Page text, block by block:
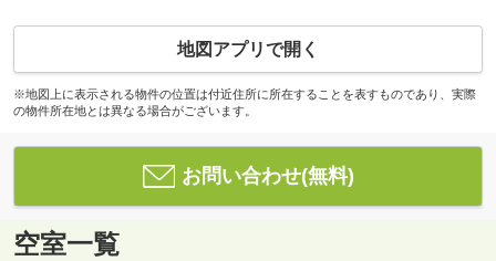
地図アプリで開く
※地図上に表示される物件の位置は付近住所に所在することを表すものであり、実際
の物件所在地とは異なる場合がございます。
お問い合わせ(無料)
空室一覧